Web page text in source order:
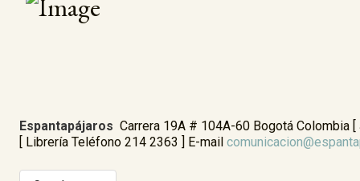
Espantapájaros Carrera 19A # 104A-60 Bogotá Colombia
[ Librería Teléfono 214 2363 ] E-mail